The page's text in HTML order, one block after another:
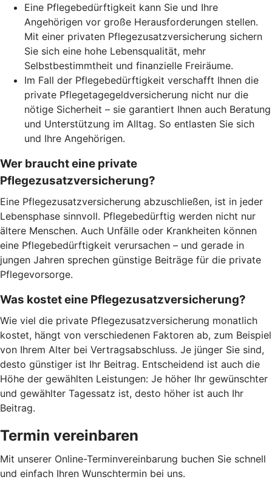
Eine Pflegebedürftigkeit kann Sie und Ihre
Angehörigen vor große Herausforderungen stellen.
Mit einer privaten Pflegezusatzversicherung sichern
Sie sich eine hohe Lebensqualität, mehr
Selbstbestimmtheit und finanzielle Freiräume.
Im Fall der Pflegebedürftigkeit verschafft Ihnen die
private Pflegetagegeldversicherung nicht nur die
nötige Sicherheit – sie garantiert Ihnen auch Beratung
und Unterstützung im Alltag. So entlasten Sie sich
und Ihre Angehörigen.
Wer braucht eine private
Pflegezusatzversicherung?
Eine Pflegezusatzversicherung abzuschließen, ist in jeder
Lebensphase sinnvoll. Pflegebedürftig werden nicht nur
ältere Menschen. Auch Unfälle oder Krankheiten können
eine Pflegebedürftigkeit verursachen – und gerade in
jungen Jahren sprechen günstige Beiträge für die private
Pflegevorsorge.
Was kostet eine Pflegezusatzversicherung?
Wie viel die private Pflegezusatzversicherung monatlich
kostet, hängt von verschiedenen Faktoren ab, zum Beispiel
von Ihrem Alter bei Vertragsabschluss. Je jünger Sie sind,
desto günstiger ist Ihr Beitrag. Entscheidend ist auch die
Höhe der gewählten Leistungen: Je höher Ihr gewünschter
und gewählter Tagessatz ist, desto höher ist auch Ihr
Beitrag.
Termin vereinbaren
Mit unserer Online-Terminvereinbarung buchen Sie schnell
und einfach Ihren Wunschtermin bei uns.